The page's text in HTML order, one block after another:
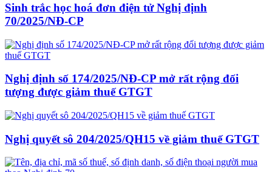
Sinh trắc học hoá đơn điện tử Nghị định
70/2025/NĐ-CP
Nghị định số 174/2025/NĐ-CP mở rất rộng đối
tượng được giảm thuế GTGT
Nghị quyết sô 204/2025/QH15 về giảm thuế GTGT